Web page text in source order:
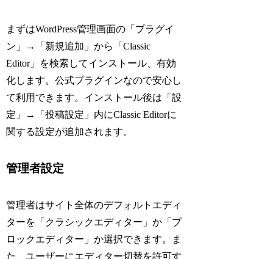
まずはWordPress管理画面の「プラグイ
ン」→「新規追加」から「Classic
Editor」を検索してインストール、有効
化します。公式プラグインなので安心し
て利用できます。インストール後は「設
定」→「投稿設定」内にClassic Editorに
関する設定が追加されます。
管理者設定
管理者はサイト全体のデフォルトエディ
ターを「クラシックエディター」か「ブ
ロックエディター」か選択できます。ま
た、ユーザーにエディター切替を許可す